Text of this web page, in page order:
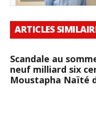
ARTICLES
Scandale au
neuf milliard six
Moustapha Naïté